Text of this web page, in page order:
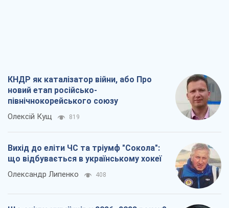
КНДР як каталізатор війни, або Про
новий етап російсько-
північнокорейського союзу
Олексій Кущ 819
Вихід до еліти ЧС та тріумф "Сокола":
що відбувається в українському хокеї
Олександр Липенко 408